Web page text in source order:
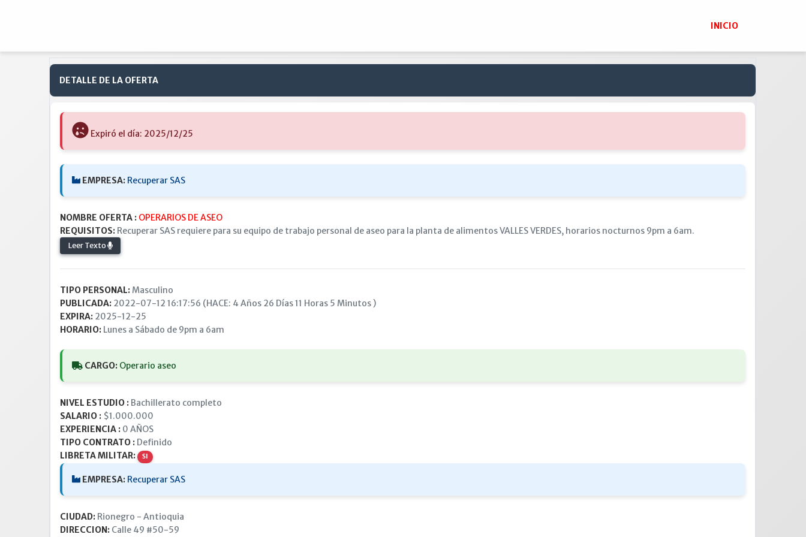
INICIO
DETALLE DE LA OFERTA
Expiró el día: 2025/12/25
EMPRESA: Recuperar SAS
NOMBRE OFERTA : OPERARIOS DE ASEO
REQUISITOS: Recuperar SAS requiere para su equipo de trabajo personal de aseo para la planta de alimentos VALLES VERDES, horarios nocturnos 9pm a 6am.
Leer Texto
TIPO PERSONAL:Masculino
PUBLICADA: 2022-07-12 16:17:56 (HACE: 4 Años 26 Días 11 Horas 5 Minutos )
EXPIRA: 2025-12-25
HORARIO: Lunes a Sábado de 9pm a 6am
CARGO: Operario aseo
NIVEL ESTUDIO : Bachillerato completo
SALARIO : $1.000.000
EXPERIENCIA : 0 AÑOS
TIPO CONTRATO : Definido
LIBRETA MILITAR:
SI
EMPRESA: Recuperar SAS
CIUDAD: Rionegro - Antioquia
DIRECCION: Calle 49 #50-59